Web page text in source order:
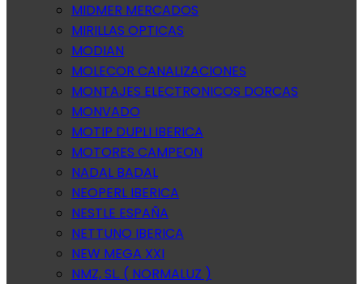
MIDMER MERCADOS
MIRILLAS OPTICAS
MODIAN
MOLECOR CANALIZACIONES
MONTAJES ELECTRONICOS DORCAS
MONVADO
MOTIP DUPLI IBERICA
MOTORES CAMPEON
NADAL BADAL
NEOPERL IBERICA
NESTLE ESPAÑA
NETTUNO IBERICA
NEW MEGA XXI
NMZ, SL. ( NORMALUZ )